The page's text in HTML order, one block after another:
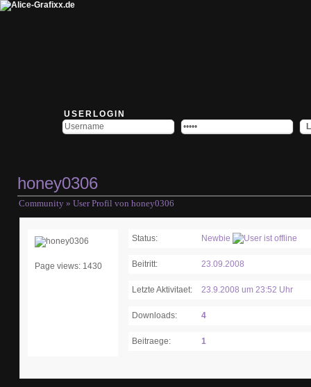
USERLOGIN
honey0306
Community » User Profil von honey0306
Page views: 1430
Status: Newbie
Beitritt: 23.09.2008
Letzte Aktivitaet: 23.9.2008 um 23:52 Uhr
Downloads: 4
Beitraege: 1